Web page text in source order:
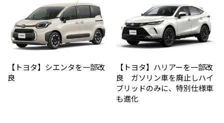
【トヨタ】シエンタを一部改
良
【トヨタ】ハリアーを一部改
良 ガソリン車を廃止しハイ
ブリッドのみに、特別仕様車
も進化